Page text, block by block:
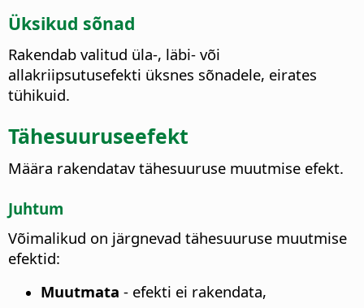
Üksikud sõnad
Rakendab valitud üla-, läbi- või
allakriipsutusefekti üksnes sõnadele, eirates
tühikuid.
Tähesuuruseefekt
Määra rakendatav tähesuuruse muutmise efekt.
Juhtum
Võimalikud on järgnevad tähesuuruse muutmise
efektid:
Muutmata - efekti ei rakendata,